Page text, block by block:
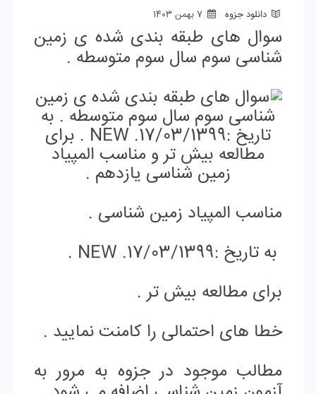
دانلود جزوه 7 بهمن 1403
سوال های طبقه بندی شده ی زمین
شناسی سوم سال سوم متوسطه .
مناسب المپیاد زمین شناسی .
به تاریخ :17/03/1399. NEW .
برای مطالعه بیش تر .
خطا های احتمالی را کامنت نمایید .
مطالب موجود در جزوه به مرور به